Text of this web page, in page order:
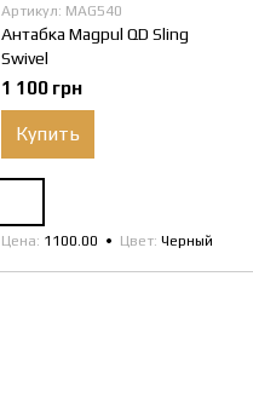
Артикул: MAG540
Антабка Magpul QD Sling
Swivel
1 100 грн
Купить
Цена 1100.00 Цвет Черный